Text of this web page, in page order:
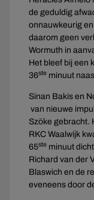
de geduldig
onnauwkeurig
daarom geen
Wormuth in
Het bleef bij een
36ste minuut
Sinan Bakis en
van nieuwe
Szöke gebracht.
RKC Waalwijk
65ste minuut
Richard van der
Blaswich en de
eveneens door